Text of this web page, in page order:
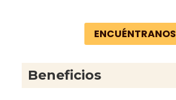
ENCUÉNTRANOS
Beneficios